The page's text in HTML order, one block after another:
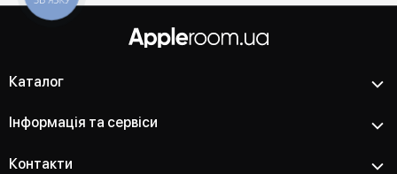
Каталог
Інформація та сервіси
Контакти